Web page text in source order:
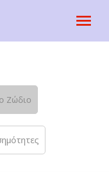
Ζώδιο